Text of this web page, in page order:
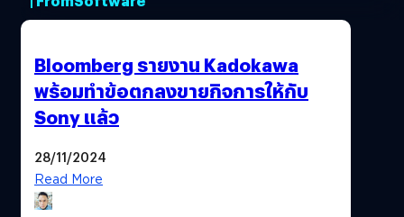
Bloomberg รายงาน Kadokawa
พร้อมทำข้อตกลงขายกิจการให้กับ
Sony แล้ว
28/11/2024
Read More